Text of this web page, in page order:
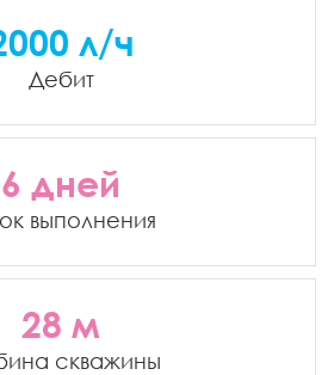
л/ч
Дебит
6 дней
выполнения
28 м
скважины